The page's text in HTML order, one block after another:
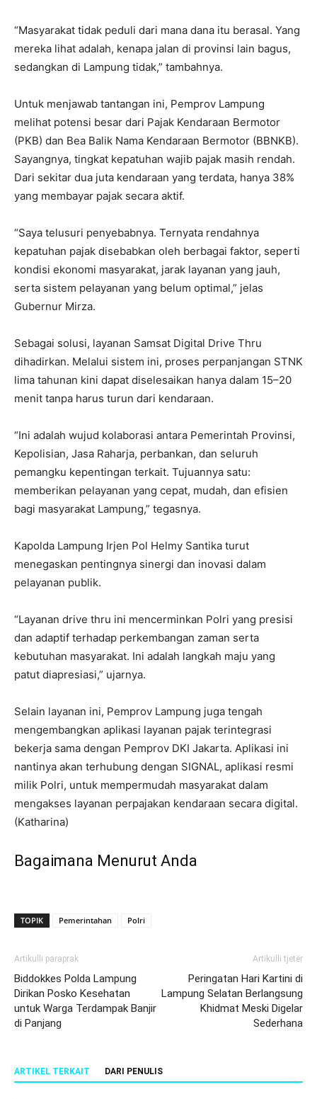
“Masyarakat tidak peduli dari mana dana itu berasal. Yang
mereka lihat adalah, kenapa jalan di provinsi lain bagus,
sedangkan di Lampung tidak,” tambahnya.
Untuk menjawab tantangan ini, Pemprov Lampung
melihat potensi besar dari Pajak Kendaraan Bermotor
(PKB) dan Bea Balik Nama Kendaraan Bermotor (BBNKB).
Sayangnya, tingkat kepatuhan wajib pajak masih rendah.
Dari sekitar dua juta kendaraan yang terdata, hanya 38%
yang membayar pajak secara aktif.
“Saya telusuri penyebabnya. Ternyata rendahnya
kepatuhan pajak disebabkan oleh berbagai faktor, seperti
kondisi ekonomi masyarakat, jarak layanan yang jauh,
serta sistem pelayanan yang belum optimal,” jelas
Gubernur Mirza.
Sebagai solusi, layanan Samsat Digital Drive Thru
dihadirkan. Melalui sistem ini, proses perpanjangan STNK
lima tahunan kini dapat diselesaikan hanya dalam 15–20
menit tanpa harus turun dari kendaraan.
“Ini adalah wujud kolaborasi antara Pemerintah Provinsi,
Kepolisian, Jasa Raharja, perbankan, dan seluruh
pemangku kepentingan terkait. Tujuannya satu:
memberikan pelayanan yang cepat, mudah, dan efisien
bagi masyarakat Lampung,” tegasnya.
Kapolda Lampung Irjen Pol Helmy Santika turut
menegaskan pentingnya sinergi dan inovasi dalam
pelayanan publik.
“Layanan drive thru ini mencerminkan Polri yang presisi
dan adaptif terhadap perkembangan zaman serta
kebutuhan masyarakat. Ini adalah langkah maju yang
patut diapresiasi,” ujarnya.
Selain layanan ini, Pemprov Lampung juga tengah
mengembangkan aplikasi layanan pajak terintegrasi
bekerja sama dengan Pemprov DKI Jakarta. Aplikasi ini
nantinya akan terhubung dengan SIGNAL, aplikasi resmi
milik Polri, untuk mempermudah masyarakat dalam
mengakses layanan perpajakan kendaraan secara digital.
(Katharina)
Bagaimana Menurut Anda
TOPIK Pemerintahan Polri
Artikulli paraprak
Biddokkes Polda Lampung
Dirikan Posko Kesehatan
untuk Warga Terdampak Banjir
di Panjang
Artikulli tjetër
Peringatan Hari Kartini di
Lampung Selatan Berlangsung
Khidmat Meski Digelar
Sederhana
ARTIKEL TERKAIT DARI PENULIS